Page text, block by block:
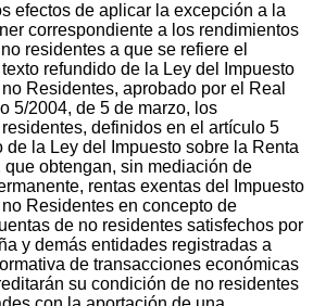
efectos de aplicar la excepción a la
correspondiente a los rendimientos
residentes a que se refiere el
refundido de la Ley del Impuesto
Residentes, aprobado por el Real
5/2004, de 5 de marzo, los
definidos en el artículo 5
de la Ley del Impuesto sobre la Renta
obtengan, sin mediación de
rentas exentas del Impuesto
Residentes en concepto de
de no residentes satisfechos por
y demás entidades registradas a
de transacciones económicas
su condición de no residentes